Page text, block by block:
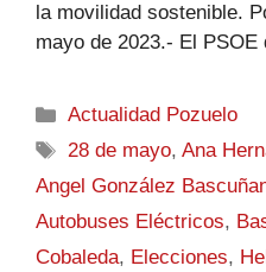
la movilidad sostenible.
mayo de 2023.- El
Actualidad Pozuelo
28 de mayo,Ana
Angel González
Autobuses Eléctricos,
Cobaleda, Elecciones,